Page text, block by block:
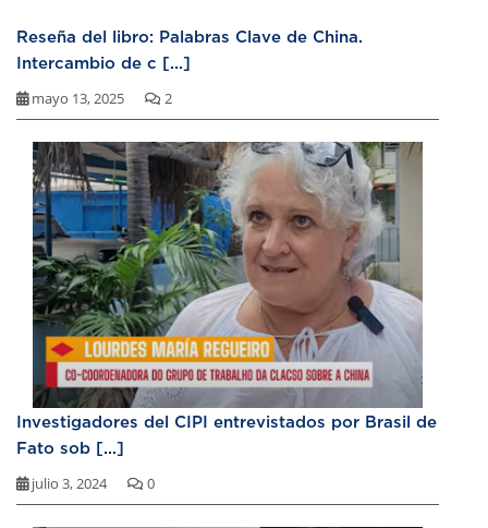
Reseña del libro: Palabras Clave de China.
Intercambio de c [...]
mayo 13, 2025 2
Investigadores del CIPI entrevistados por Brasil de
Fato sob [...]
julio 3, 2024 0